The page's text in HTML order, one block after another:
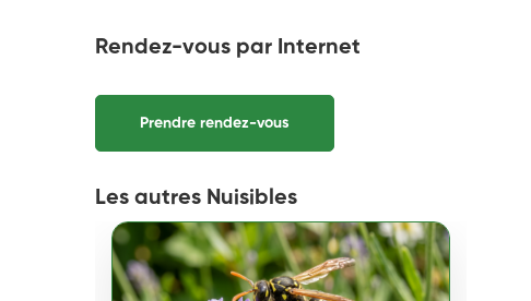
Rendez-vous par Internet
Prendre rendez-vous
Les autres Nuisibles